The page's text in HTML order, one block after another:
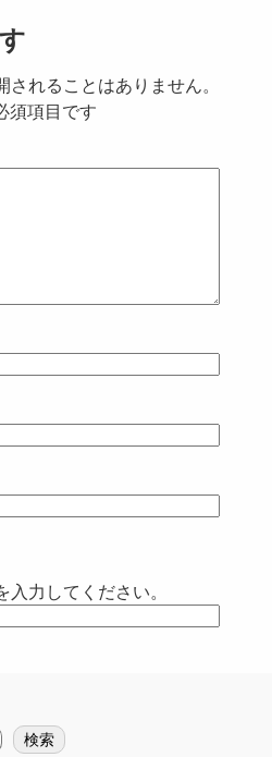
されることはありません。
須項目です
入力してください。
検索